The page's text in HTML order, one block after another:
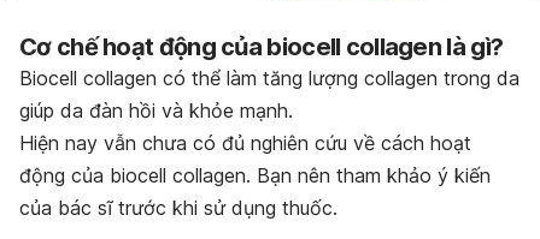
Cơ chế hoạt động của biocell collagen là gì?
Biocell collagen có thể làm tăng lượng collagen trong da
giúp da đàn hồi và khỏe mạnh.
Hiện nay vẫn chưa có đủ nghiên cứu về cách hoạt
động của biocell collagen. Bạn nên tham khảo ý kiến
của bác sĩ trước khi sử dụng thuốc.